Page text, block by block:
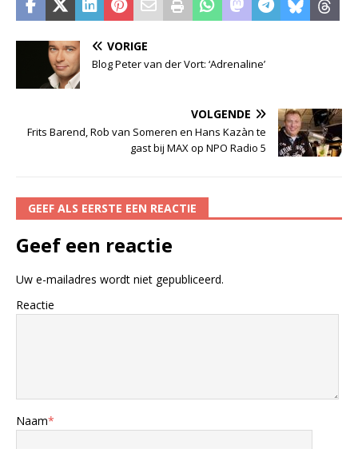
VORIGE
Blog Peter van der Vort: ‘Adrenaline’
VOLGENDE
Frits Barend, Rob van Someren en Hans Kazàn te
gast bij MAX op NPO Radio 5
GEEF ALS EERSTE EEN REACTIE
Geef een reactie
Uw e-mailadres wordt niet gepubliceerd.
Reactie
Naam*